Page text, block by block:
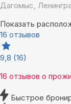
Дагомыс,
Показать
16 отзывов
9,8 (16)
16 отзывов о
Быстрое